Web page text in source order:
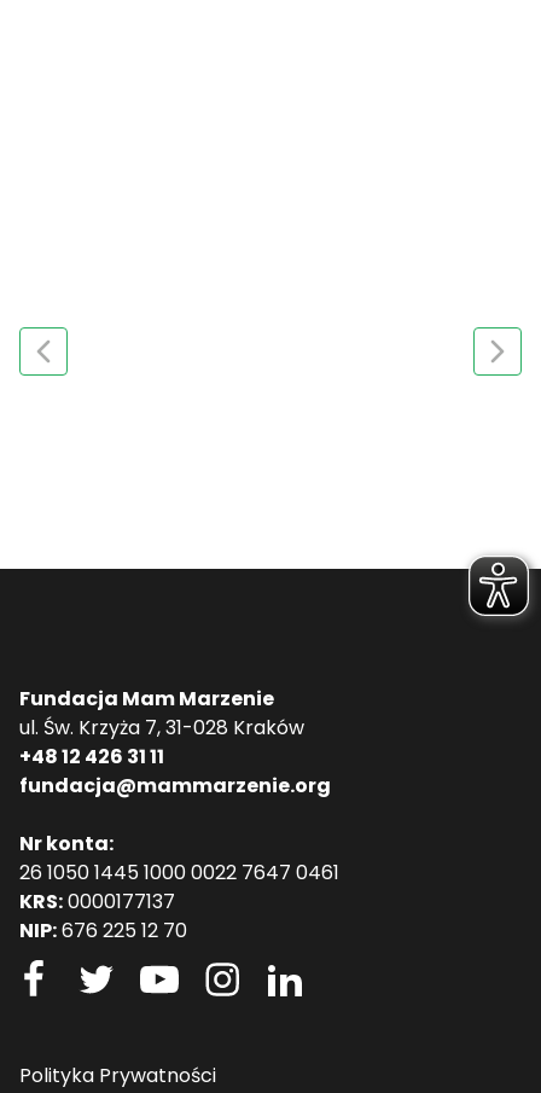
Fundacja Mam Marzenie
ul. Św. Krzyża 7, 31-028 Kraków
+48 12 426 31 11
fundacja@mammarzenie.org
Nr konta:
26 1050 1445 1000 0022 7647 0461
KRS:0000177137
NIP:676 225 12 70
Polityka Prywatności